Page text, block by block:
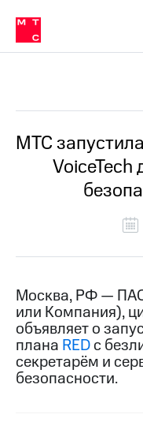
Медиа-центр
и акционерам
Устойчивое развитие
Комплаенс и деловая этика
компании
Карьера
История
компании
Руководство
информация
Контакты
Медиа-центр
Пресс-
релизы
МТС
в МТС
Пресс-
релизы
МТС
о
МТС
VoiceTech
Москва, РФ —
или Компания),
объявляет о
плана REDс
секретарём и
безопасности.